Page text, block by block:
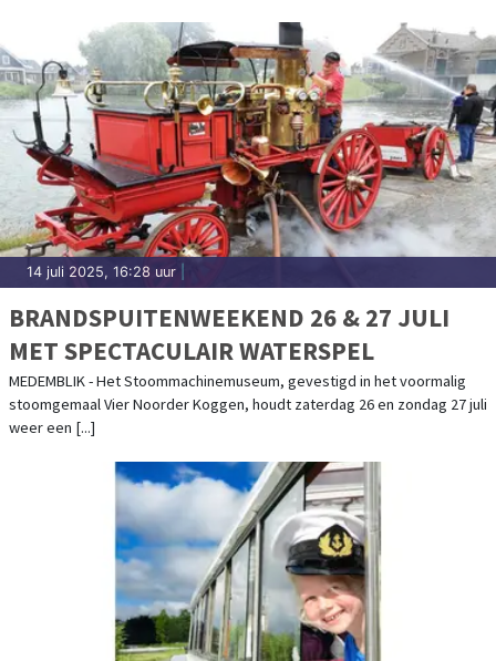
14 juli 2025, 16:28 uur
BRANDSPUITENWEEKEND 26 & 27 JULI
MET SPECTACULAIR WATERSPEL
MEDEMBLIK - Het Stoommachinemuseum, gevestigd in het voormalig
stoomgemaal Vier Noorder Koggen, houdt zaterdag 26 en zondag 27 juli
weer een [...]